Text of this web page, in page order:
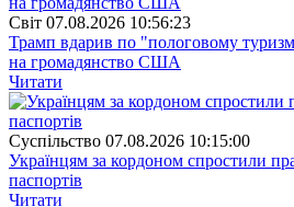
Свiт 07.08.2026 10:56:23
Трамп вдарив по "пологовому
на громадянство США
Читати
Суспiльство 07.08.2026 10:15:00
Українцям за кордоном спростили
паспортів
Читати